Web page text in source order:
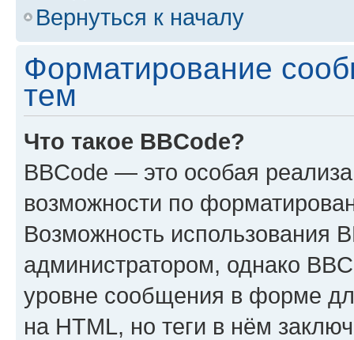
Вернуться к началу
Форматирование
тем
Что такое BBCode?
BBCode — это особая
возможности по
Возможность использования
администратором, однако
уровне сообщения в форме
на HTML, но теги в нём